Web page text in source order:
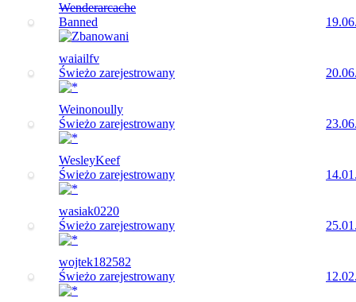
Wenderarcache
Banned
waiailfv
Świeżo zarejestrowany
Weinonoully
Świeżo zarejestrowany
WesleyKeef
Świeżo zarejestrowany
wasiak0220
Świeżo zarejestrowany
wojtek182582
Świeżo zarejestrowany